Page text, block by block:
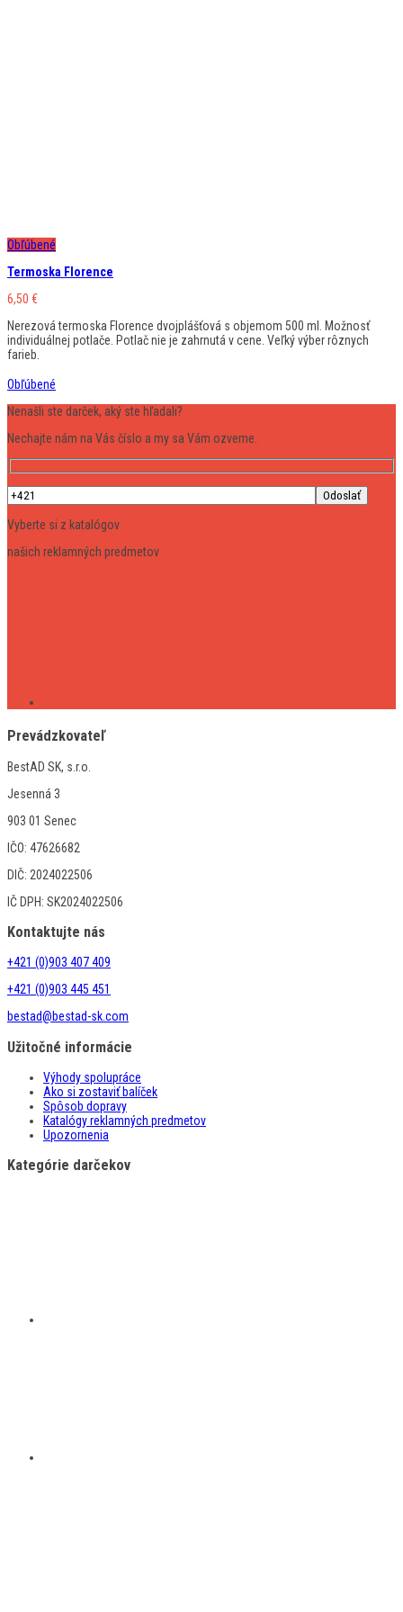
Obľúbené
Termoska Florence
6,50 €
Nerezová termoska Florence dvojplášťová s objemom 500 ml. Možnosť
individuálnej potlače. Potlač nie je zahrnutá v cene. Veľký výber rôznych
farieb.
Obľúbené
Nenašli ste darček, aký ste hľadali?
Nechajte nám na Vás číslo a my sa Vám ozveme.
Vyberte si z katalógov
našich reklamných predmetov
Prevádzkovateľ
BestAD SK, s.r.o.
Jesenná 3
903 01 Senec
IČO: 47626682
DIČ: 2024022506
IČ DPH: SK2024022506
Kontaktujte nás
+421 (0)903 407 409
+421 (0)903 445 451
bestad@bestad-sk.com
Užitočné informácie
Výhody spolupráce
Ako si zostaviť balíček
Spôsob dopravy
Katalógy reklamných predmetov
Upozornenia
Kategórie darčekov